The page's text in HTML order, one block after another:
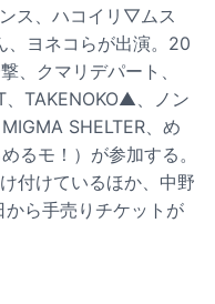
ス、ハコイリ▽ムス
、ヨネコらが出演。20
、クマリデパート、
、TAKENOKO▲、ノン
SHELTER、め
るモ！）が参加する。
付けているほか、中野
ら手売りチケットが